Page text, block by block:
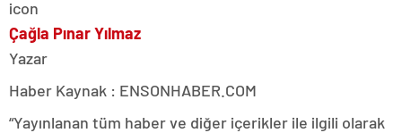
Çağla Pınar Yılmaz
Yazar
Haber Kaynak : ENSONHABER.COM
“Yayınlanan tüm haber ve diğer içerikler ile ilgili olarak